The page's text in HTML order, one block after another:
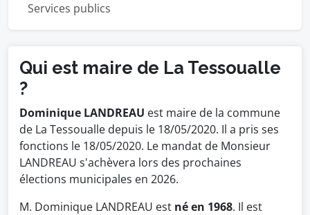
Services publics
Qui est maire de La Tessoualle
?
Dominique LANDREAU est maire de la commune
de La Tessoualle depuis le 18/05/2020. Il a pris ses
fonctions le 18/05/2020. Le mandat de Monsieur
LANDREAU s'achèvera lors des prochaines
élections municipales en 2026.
M. Dominique LANDREAU est né en 1968. Il est